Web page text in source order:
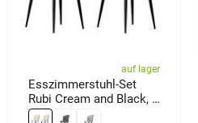
auf lager
Esszimmerstuhl-Set
Rubi Cream and Black, 2
Stück